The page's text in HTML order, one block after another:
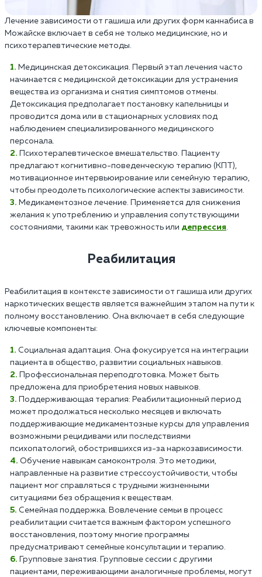
Лечение зависимости от гашиша или других форм каннабиса в
Можайске включает в себя не только медицинские, но и
психотерапевтические методы.
Медицинская детоксикация. Первый этап лечения часто
начинается с медицинской детоксикации для устранения
вещества из организма и снятия симптомов отмены.
Детоксикация предполагает постановку капельницы и
проводится дома или в стационарных условиях под
наблюдением специализированного медицинского
персонала.
Психотерапевтическое вмешательство. Пациенту
предлагают когнитивно-поведенческую терапию (КПТ),
мотивационное интервьюирование или семейную терапию,
чтобы преодолеть психологические аспекты зависимости.
Медикаментозное лечение. Применяется для снижения
желания к употреблению и управления сопутствующими
состояниями, такими как тревожность или депрессия.
Реабилитация
Реабилитация в контексте зависимости от гашиша или других
наркотических веществ является важнейшим этапом на пути к
полному восстановлению. Она включает в себя следующие
ключевые компоненты:
Социальная адаптация. Она фокусируется на интеграции
пациента в общество, развитии социальных навыков.
Профессиональная переподготовка. Может быть
предложена для приобретения новых навыков.
Поддерживающая терапия: Реабилитационный период
может продолжаться несколько месяцев и включать
поддерживающие медикаментозные курсы для управления
возможными рецидивами или последствиями
психопатологий, обострившихся из-за наркозависимости.
Обучение навыкам самоконтроля. Это методики,
направленные на развитие стрессоустойчивости, чтобы
пациент мог справляться с трудными жизненными
ситуациями без обращения к веществам.
Семейная поддержка. Вовлечение семьи в процесс
реабилитации считается важным фактором успешного
восстановления, поэтому многие программы
предусматривают семейные консультации и терапию.
Групповые занятия. Групповые сессии с другими
пациентами, переживающими аналогичные проблемы, могут